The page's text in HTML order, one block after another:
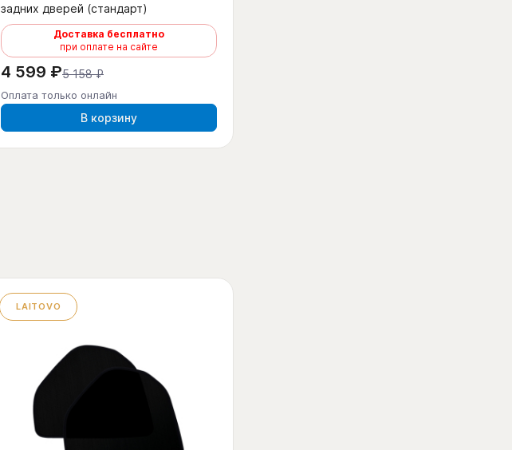
задних дверей (стандарт)
Доставка бесплатно
при оплате на сайте
4 599 ₽5 158 ₽
Оплата только онлайн
В корзину
LAITOVO